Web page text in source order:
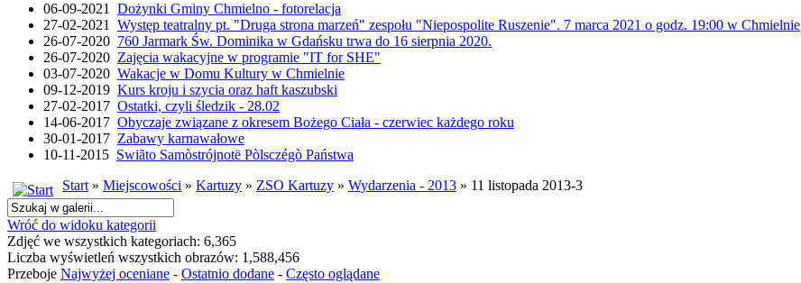
06-09-2021 Dożynki Gminy Chmielno - fotorelacja
27-02-2021 Występ teatralny pt. "Druga strona marzeń" zespołu "Niepospolite Ruszenie". 7 marca 2021 o godz. 19:00 w Chmielnie
26-07-2020 760 Jarmark Św. Dominika w Gdańsku trwa do 16 sierpnia 2020.
26-07-2020 Zajęcia wakacyjne w programie "IT for SHE"
03-07-2020 Wakacje w Domu Kultury w Chmielnie
09-12-2019 Kurs kroju i szycia oraz haft kaszubski
27-02-2017 Ostatki, czyli śledzik - 28.02
14-06-2017 Obyczaje związane z okresem Bożego Ciała - czerwiec każdego roku
30-01-2017 Zabawy karnawałowe
10-11-2015 Swiãto Samòstrójnotë Pòlsczégò Państwa
Start» Miejscowości » Kartuzy » ZSO Kartuzy » Wydarzenia - 2013 » 11 listopada 2013-3
Wróć do widoku kategorii
Zdjęć we wszystkich kategoriach: 6,365
Liczba wyświetleń wszystkich obrazów: 1,588,456
Przeboje Najwyżej oceniane - Ostatnio dodane - Często oglądane